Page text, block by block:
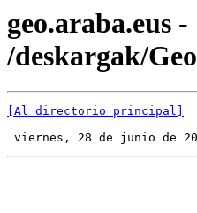
geo.araba.eus -
/deskargak/
[Al directorio principal]
viernes, 28 de junio de